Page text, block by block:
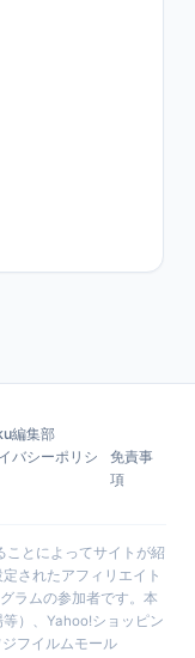
編集部
バシーポリシ
免責事
項
とによってサイトが紹
されたアフィリエイト
ラムの参加者です。本
）、Yahoo!ショッピン
フイルムモール